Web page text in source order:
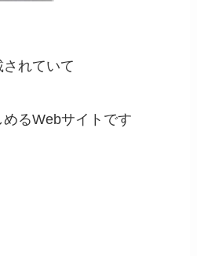
れていて
るWebサイトです